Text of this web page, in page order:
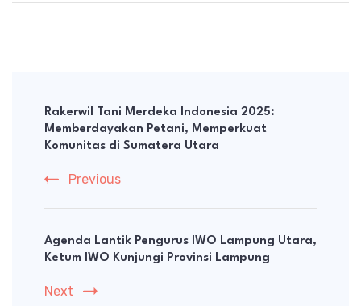
Navigation
Rakerwil Tani Merdeka Indonesia 2025:
Memberdayakan Petani, Memperkuat
Komunitas di Sumatera Utara
Previous
Agenda Lantik Pengurus IWO Lampung Utara,
Ketum IWO Kunjungi Provinsi Lampung
Next